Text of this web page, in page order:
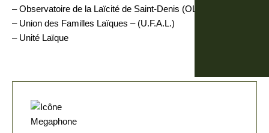
– Observatoire de la Laïcité de Saint-Denis (OLSD)
– Union des Familles Laïques – (U.F.A.L.)
– Unité Laïque